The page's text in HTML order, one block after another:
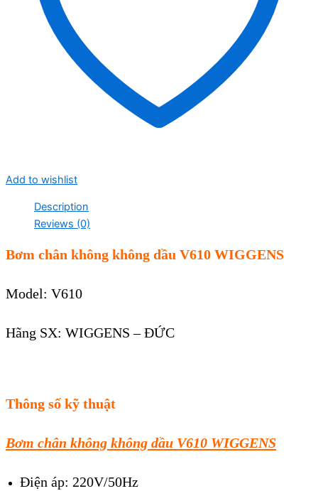
Add to wishlist
Description
Reviews (0)
Bơm chân không không dầu V610 WIGGENS
Model: V610
Hãng SX: WIGGENS – ĐỨC
Thông số kỹ thuật
Bơm chân không không dầu V610 WIGGENS
Điện áp: 220V/50Hz